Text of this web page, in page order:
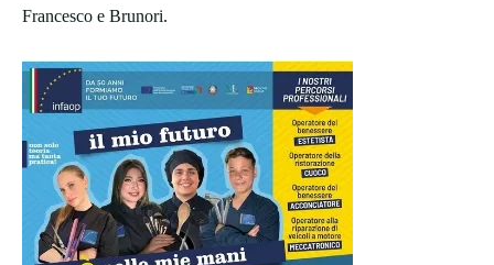
Francesco e Brunori.